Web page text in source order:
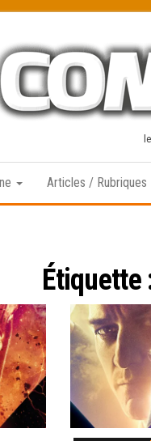
Articles / Rubriques
Étiquette